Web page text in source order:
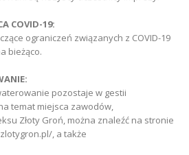
COVID-19:
ograniczeń związanych z COVID-19
bieżąco.
pozostaje w gestii
temat miejsca zawodów,
Złoty Groń, można znaleźć na stronie
, a także